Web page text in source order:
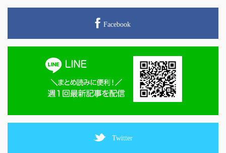
Facebook
Twitter